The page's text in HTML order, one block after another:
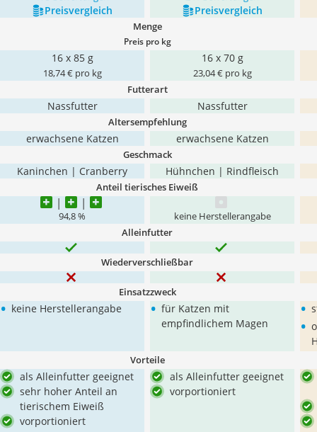
Preis­vergleich Preis­vergleich
Menge
Preis pro kg
16 x 85 g
18,74 € pro kg
16 x 70 g
23,04 € pro kg
Futterart
Nassfutter Nassfutter
Altersempfehlung
erwachsene Katzen erwachsene Katzen
Geschmack
Kaninchen | Cranberry Hühnchen | Rindfleisch
Anteil tierisches Eiweiß
94,8 % keine Herstellerangabe
Alleinfutter
Wiederverschließbar
Einsatzzweck
• keine Herstellerangabe • für Katzen mit
empfindlichem Magen
•
•
Vorteile
als Alleinfutter geeignet
sehr hoher Anteil an
tierischem Eiweiß
vorportioniert
als Alleinfutter geeignet
vorportioniert